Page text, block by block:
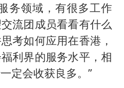
务领域，有很多工作
流团成员看看有什么
考如何应用在香港，
利界的服务水平，相
定会收获良多。”